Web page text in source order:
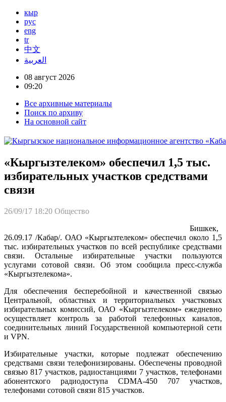
кыр
рус
eng
tr
中文
العربية
08 август 2026
09:20
Все архивные материалы
Поиск по архиву
На основной сайт
«Кыргызтелеком» обеспечил 1,5 тыс.
избирательных участков средствами
связи
26/09/17 18:20 Общество
Бишкек,
26.09.17 /Кабар/. ОАО «Кыргызтелеком» обеспечил около 1,5
тыс. избирательных участков по всей республике средствами
связи. Остальные избирательные участки пользуются
услугами сотовой связи. Об этом сообщила пресс-служба
«Кыргызтелекома».
Для обеспечения бесперебойной и качественной связью
Центральной, областных и территориальных участковых
избирательных комиссий, ОАО «Кыргызтелеком» ежедневно
осуществляет контроль за работой телефонных каналов,
соединительных линий Государственной компьютерной сети
и VPN.
Избирательные участки, которые подлежат обеспечению
средствами связи телефонизированы. Обеспечены проводной
связью 817 участков, радиостанциями 7 участков, телефонами
абонентского радиодоступа CDMA-450 707 участков,
телефонами сотовой связи 815 участков.